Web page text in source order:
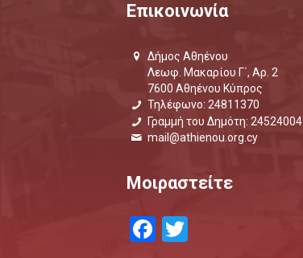
Επικοινωνία
Δήμος Αθηένου
Λεωφ. Μακαρίου Γ΄, Αρ. 2
7600 Αθηένου Κύπρος
Τηλέφωνο: 24811370
Γραμμή του Δημότη: 24524004
mail@athienou.org.cy
Μοιραστείτε
Facebook